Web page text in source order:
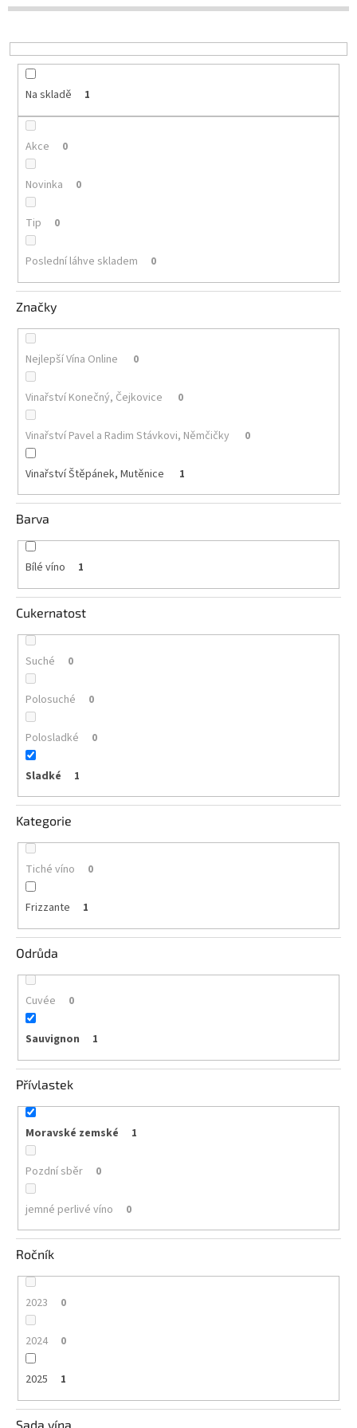
k
vínu
Akční
nabídka
Dárkové
poukazy
Získat
Blog
a
Svatomartinské
víno
Prodej
vína
nabídka
Poslední
láhve
skladem
vína
Klarety
Vína
podle
podle
obsahu
cukru
Dárkové
balení
vína
Delikatesy
vínu
Vývrtky
BiB
větší
objem
Ostatní
vína
Značky
Přihlášení
k
t
Na skladě 1
Akce 0
Novinka 0
Tip 0
Poslední láhve skladem 0
Značky
Nejlepší Vína Online 0
Vinařství Konečný, Čejkovice 0
Vinařství Pavel a Radim Stávkovi, Němčičky 0
Vinařství Štěpánek, Mutěnice 1
Barva
Bílé víno 1
Cukernatost
Suché 0
Polosuché 0
Polosladké 0
Sladké 1
Kategorie
Tiché víno 0
Frizzante 1
Odrůda
Cuvée 0
Sauvignon 1
Přívlastek
Moravské zemské 1
Pozdní sběr 0
jemné perlivé víno 0
Ročník
2023 0
2024 0
2025 1
Sada vína